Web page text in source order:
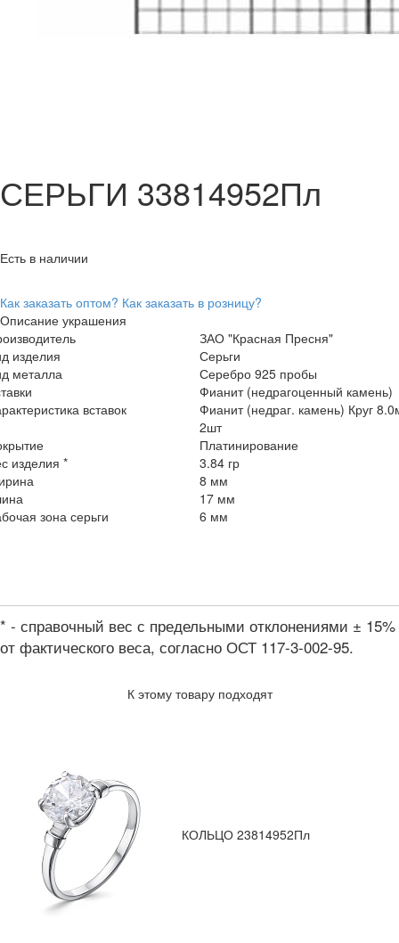
СЕРЬГИ 33814952Пл
Есть в наличии
Как заказать оптом? Как заказать в розницу?
Описание украшения
ЗАО "Красная Пресня"
изделия
Серьги
металла
Серебро 925 пробы
Фианит (недрагоценный камень)
вставок
Фианит (недраг. камень) Круг
2шт
Платинирование
изделия *
3.84 гр
8 мм
17 мм
зона серьги
6 мм
* - справочный вес с предельными отклонениями ± 15%
от фактического веса, согласно ОСТ 117-3-002-95.
К этому товару подходят
КОЛЬЦО 23814952Пл